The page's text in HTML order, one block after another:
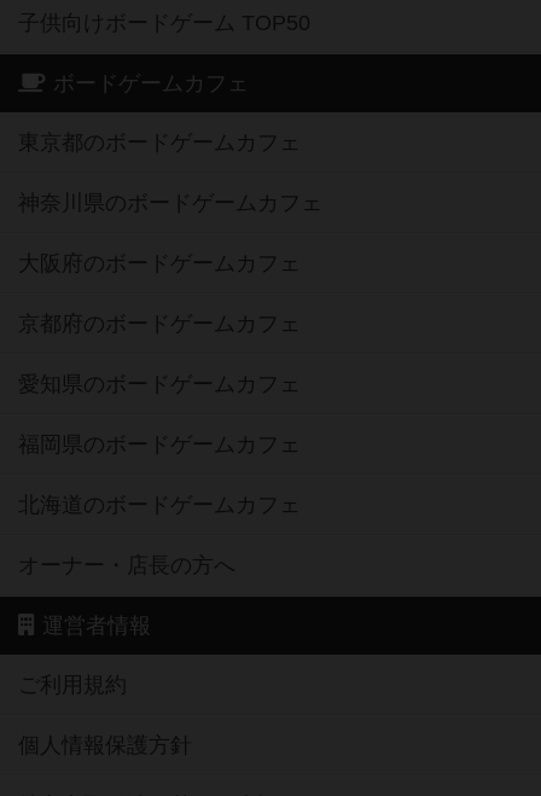
子供向けボードゲーム TOP50
ボードゲームカフェ
東京都のボードゲームカフェ
神奈川県のボードゲームカフェ
大阪府のボードゲームカフェ
京都府のボードゲームカフェ
愛知県のボードゲームカフェ
福岡県のボードゲームカフェ
北海道のボードゲームカフェ
オーナー・店長の方へ
運営者情報
ご利用規約
個人情報保護方針